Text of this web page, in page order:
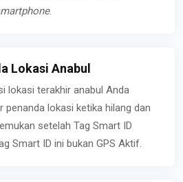
.
Lokasi Anabul
lokasi terakhir anabul Anda
penanda lokasi ketika hilang dan
setelah Tag Smart ID
Smart ID ini bukan GPS Aktif.